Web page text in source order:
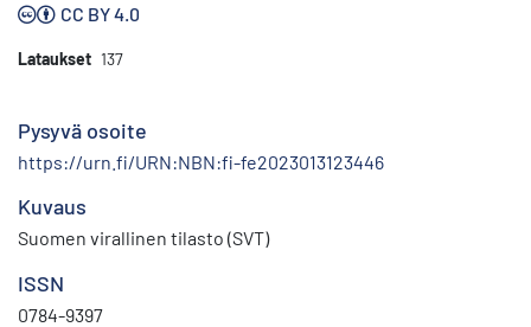
CC BY 4.0
Lataukset 137
Pysyvä osoite
https://urn.fi/URN:NBN:fi-fe2023013123446
Kuvaus
Suomen virallinen tilasto (SVT)
ISSN
0784-9397